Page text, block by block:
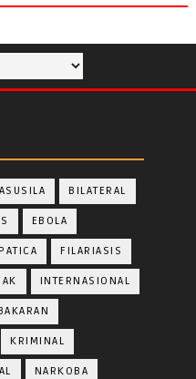
ASUSILA BILATERAL
EBOLA
FILARIASIS
INTERNASIONAL
KRIMINAL
NARKOBA